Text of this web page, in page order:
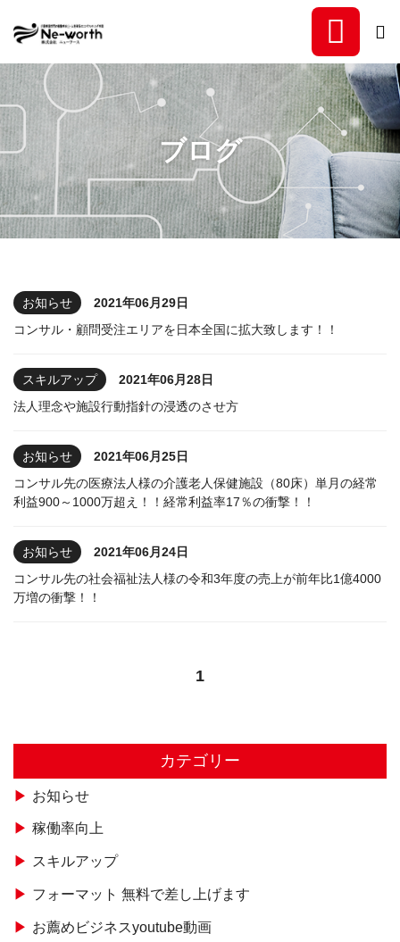
福祉事業所専門の稼働
ブログ
お知らせ
2021年06月29日
コンサル・顧問受注エリアを日本全国に拡大致します！！
スキルアップ
2021年06月28日
法人理念や施設行動指針の浸透のさせ方
お知らせ
2021年06月25日
コンサル先の医療法人様の介護老人保健施設（80床）単月の経常
利益900～1000万超え！！経常利益率17％の衝撃！！
お知らせ
2021年06月24日
コンサル先の社会福祉法人様の令和3年度の売上が前年比1億4000
万増の衝撃！！
1
カテゴリー
お知らせ
稼働率向上
スキルアップ
フォーマット 無料で差し上げます
お薦めビジネスyoutube動画